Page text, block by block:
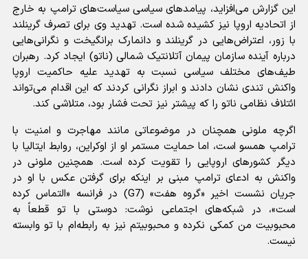
این گزارش می‌افزاید، پیامدهای سیاسی سیاست‌های ترامپ به خارج
از اتحادیه اروپا نیز کشیده شده است. تهدید وی برای تصرف گرینلند
با زور، اعتراض‌هایی در گرینلند و دانمارک برانگیخت و نگرانی‌هایی
درباره آینده سازمان پیمان آتلانتیک شمالی (ناتو) ایجاد کرد. رهبران
طیف‌های مختلف سیاسی نسبت به تهدید علیه حاکمیت اروپا
واکنش تندی نشان دادند و ابراز نگرانی کردند که این اقدام می‌تواند
ائتلاف نظامی ناتو را که پیشتر نیز تحت فشار بود، متلاشی کند.
اگرچه ملونی همچنان در موضوعاتی مانند مهاجرت و امنیت با
ترامپ همسو است، اما حمایت مستمر او از اوکراین، روابط ایتالیا با
دیگر کشورهای اروپایی را تقویت کرده است. همچنین ملونی در
واکنش به ادعای ترامپ مبنی بر اینکه برای گرفتن عکس با او در
جریان نشست اخیر «گروه هفت» (G7) در فرانسه «التماس کرده
است»، در شبکه‌های اجتماعی نوشت: دوستی با تو قطعاً به
محبوبیت من کمکی نکرده و محبوبیتم نیز به رابطه‌ام با تو وابسته
نیست.